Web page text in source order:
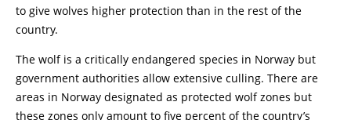
to give wolves higher protection than in the rest of the
country.
The wolf is a critically endangered species in Norway but
government authorities allow extensive culling. There are
areas in Norway designated as protected wolf zones but
these zones only amount to five percent of the country’s